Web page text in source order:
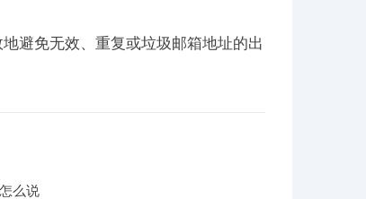
避免无效、重复或垃圾邮箱地址的出
么说